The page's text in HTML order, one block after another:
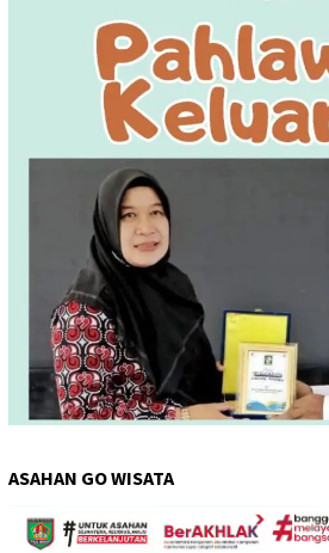
ASAHAN GO WISATA
Pemutar
Video